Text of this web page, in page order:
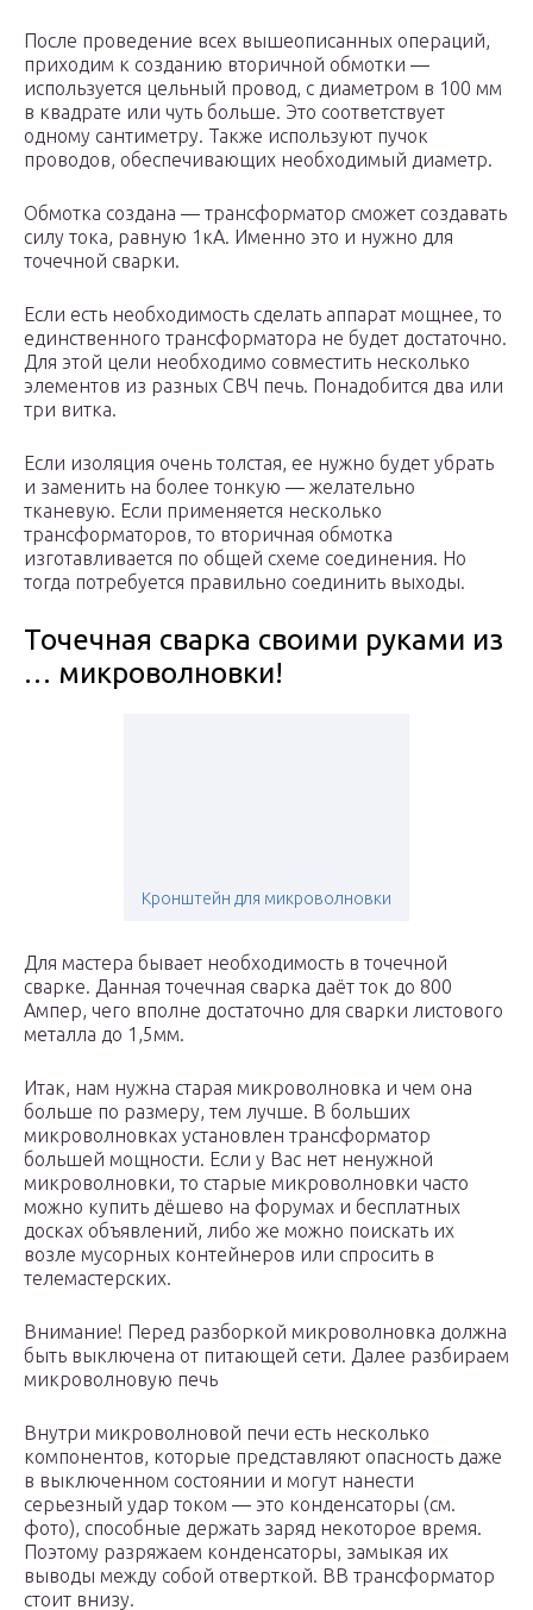
После проведение всех вышеописанных операций,
приходим к созданию вторичной обмотки —
используется цельный провод, с диаметром в 100 мм
в квадрате или чуть больше. Это соответствует
одному сантиметру. Также используют пучок
проводов, обеспечивающих необходимый диаметр.
Обмотка создана — трансформатор сможет создавать
силу тока, равную 1кА. Именно это и нужно для
точечной сварки.
Если есть необходимость сделать аппарат мощнее, то
единственного трансформатора не будет достаточно.
Для этой цели необходимо совместить несколько
элементов из разных СВЧ печь. Понадобится два или
три витка.
Если изоляция очень толстая, ее нужно будет убрать
и заменить на более тонкую — желательно
тканевую. Если применяется несколько
трансформаторов, то вторичная обмотка
изготавливается по общей схеме соединения. Но
тогда потребуется правильно соединить выходы.
Точечная сварка своими руками из
… микроволновки!
Кронштейн для микроволновки
Для мастера бывает необходимость в точечной
сварке. Данная точечная сварка даёт ток до 800
Ампер, чего вполне достаточно для сварки листового
металла до 1,5мм.
Итак, нам нужна старая микроволновка и чем она
больше по размеру, тем лучше. В больших
микроволновках установлен трансформатор
большей мощности. Если у Вас нет ненужной
микроволновки, то старые микроволновки часто
можно купить дёшево на форумах и бесплатных
досках объявлений, либо же можно поискать их
возле мусорных контейнеров или спросить в
телемастерских.
Внимание! Перед разборкой микроволновка должна
быть выключена от питающей сети. Далее разбираем
микроволновую печь
Внутри микроволновой печи есть несколько
компонентов, которые представляют опасность даже
в выключенном состоянии и могут нанести
серьезный удар током — это конденсаторы (см.
фото), способные держать заряд некоторое время.
Поэтому разряжаем конденсаторы, замыкая их
выводы между собой отверткой. ВВ трансформатор
стоит внизу.